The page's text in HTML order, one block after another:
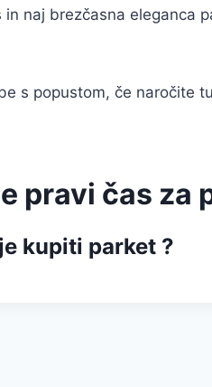
naj brezčasna eleganca
s popustom, če naročite
pravi čas za
kupiti parket ?